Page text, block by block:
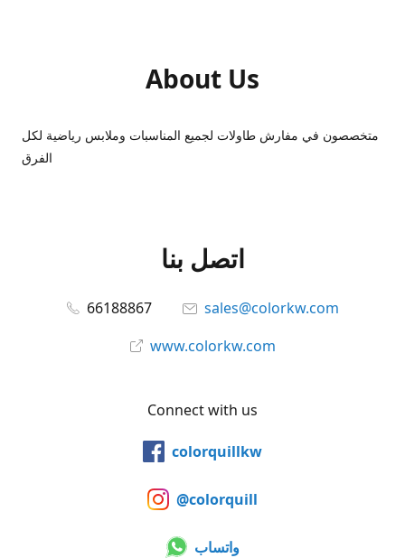
About Us
متخصصون في مفارش طاولات لجميع المناسبات وملابس رياضية لكل
الفرق
اتصل بنا
66188867
sales@colorkw.com
www.colorkw.com
Connect with us
colorquillkw
@colorquill
واتساب